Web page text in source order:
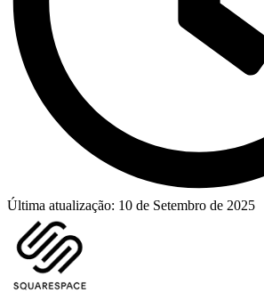
Última atualização: 10 de Setembro de 2025